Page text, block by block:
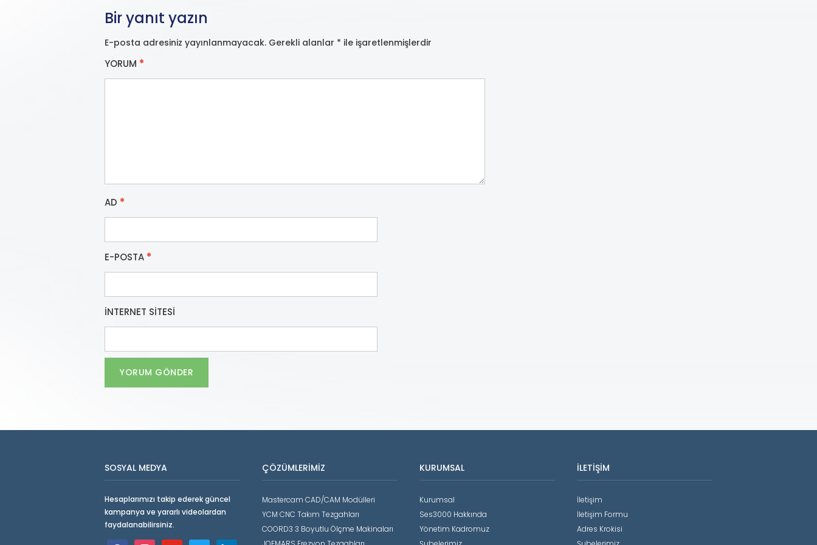
Bir yanıt yazın
E-posta adresiniz yayınlanmayacak. Gerekli alanlar * ile işaretlenmişlerdir
YORUM *
AD *
E-POSTA *
İNTERNET SITESI
SOSYAL MEDYA
Hesaplarımızı takip ederek güncel
kampanya ve yararlı videolardan
faydalanabilirsiniz.
ÇÖZÜMLERIMIZ
Mastercam CAD/CAM Modülleri
YCM CNC Takım Tezgahları
COORD3 3 Boyutlu Ölçme Makinaları
KURUMSAL
Kurumsal
Ses3000 Hakkında
Yönetim Kadromuz
İLETIŞIM
İletişim
İletişim Formu
Adres Krokisi